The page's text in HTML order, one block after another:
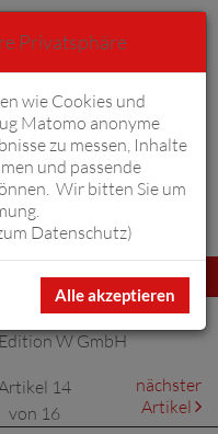
0
W GmbH
Artikel 14
von 16
nächster
Artikel
Privatsphäre
wie Cookies und
Matomo anonyme
zu messen, Inhalte
und passende
Wir bitten Sie um
Datenschutz)
Alle akzeptieren